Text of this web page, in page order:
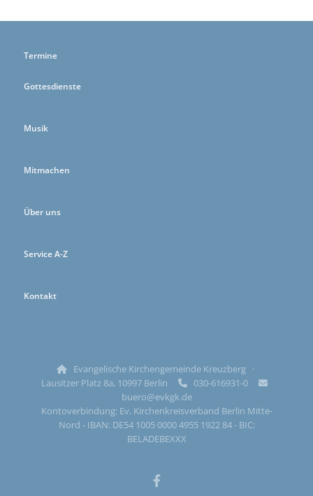
Termine
Gottesdienste
Musik
Mitmachen
Über uns
Service A-Z
Kontakt

Evangelische Kirchengemeinde Kreuzberg ·
Lausitzer Platz 8a, 10997 Berlin
 030-616931-0 
buero@evkgk.de
Kontoverbindung: Ev. Kirchenkreisverband Berlin Mitte-
Nord - IBAN: DE54 1005 0000 4955 1922 84 - BIC:
BELADEBEXXX